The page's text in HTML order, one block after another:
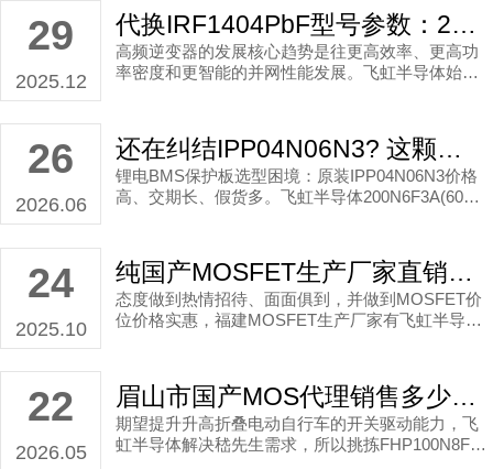
值。
29
2025.12
代换IRF1404PbF型号参数：250A、45V国产MOS管适用高频逆变器！
高频逆变器的发展核心趋势是往更高效率、更高功
率密度和更智能的并网性能发展。飞虹半导体始终
PbF型号参数且适合用于高频逆变器的MOS管。
26
2026.06
还在纠结IPP04N06N3? 这颗国产MOS管200N6F3A让BMS保护板性能翻倍
锂电BMS保护板选型困境：原装IPP04N06N3价格
高、交期长、假货多。飞虹半导体200N6F3A(60V/
与替换要点，帮助采购与工程师优化供应链。
24
2025.10
纯国产MOSFET生产厂家直销多少钱？
态度做到热情招待、面面俱到，并做到MOSFET价
位价格实惠，福建MOSFET生产厂家有飞虹半导
22
2026.05
眉山市国产MOS代理销售多少收费？
期望提升升高折叠电动自行车的开关驱动能力，飞
虹半导体解决嵇先生需求，所以挑拣FHP100N8F6